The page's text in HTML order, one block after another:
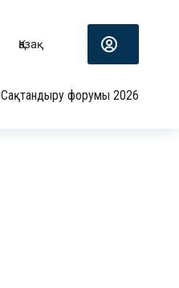
Қазақ
Сақтандыру форумы 2026